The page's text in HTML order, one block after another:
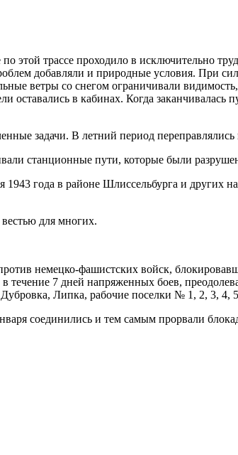
этой трассе проходило в исключительно
добавляли и природные условия. При
ветры со снегом ограничивали
в кабинах. Когда
задачи. В летний период
станционные пути, которые были
года в районе Шлиссельбурга и других
для многих.
немецко-фашистских войск,
7 дней напряженных боев,
Липка, рабочие поселки № 1, 2, 3,
соединились и тем самым прорвали